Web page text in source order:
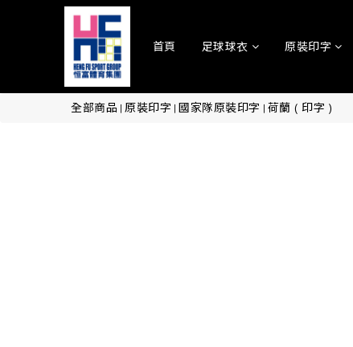
首頁 足球球衣 原裝印字
全部商品 | 原裝印字 | 國家隊原裝印字 | 荷蘭 ( 印字 )